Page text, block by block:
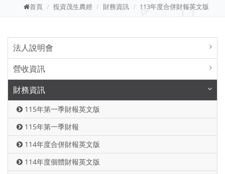
首頁 投資茂生農經 財務資訊 113年度合併財報英文版
法人說明會
營收資訊
財務資訊
115年第一季財報英文版
115年第一季財報
114年度合併財報英文版
114年度個體財報英文版